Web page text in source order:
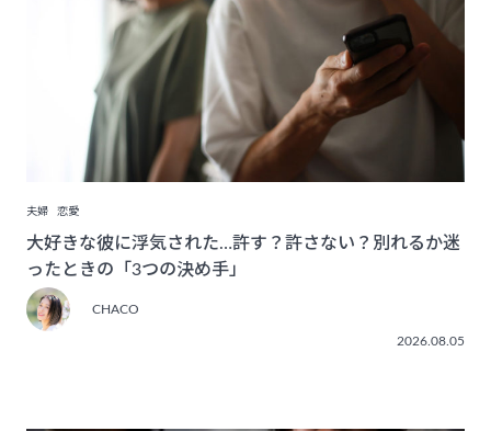
夫婦 恋愛
大好きな彼に浮気された…許す？許さない？別れるか迷
ったときの「3つの決め手」
CHACO
2026.08.05